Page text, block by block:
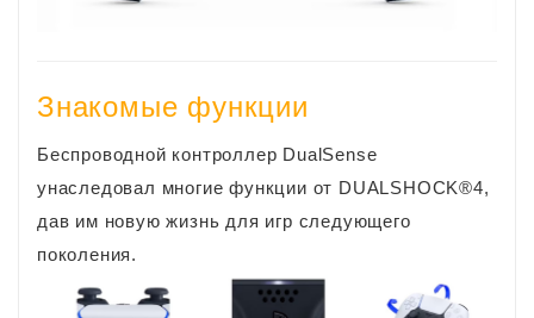
Знакомые функции
Беспроводной контроллер DualSense
унаследовал многие функции от DUALSHOCK®4,
дав им новую жизнь для игр следующего
поколения.